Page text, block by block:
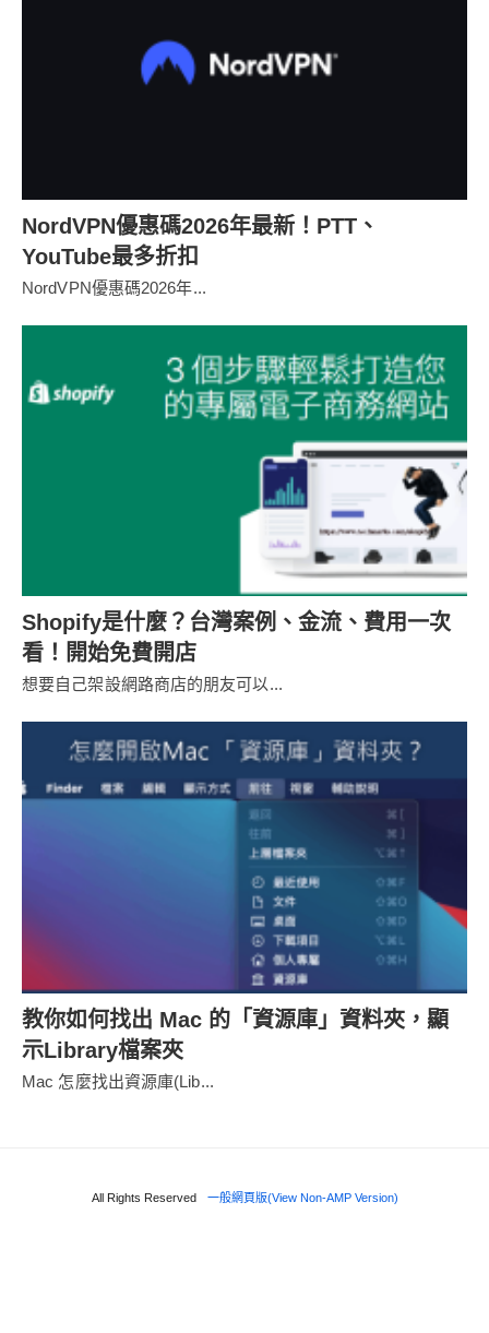
NordVPN優惠碼2026年最新！PTT、
YouTube最多折扣
NordVPN優惠碼2026年...
Shopify是什麼？台灣案例、金流、費用一次
看！開始免費開店
想要自己架設網路商店的朋友可以...
教你如何找出 Mac 的「資源庫」資料夾，顯
示Library檔案夾
Mac 怎麼找出資源庫(Lib...
All Rights Reserved 一般網頁版(View Non-AMP Version)